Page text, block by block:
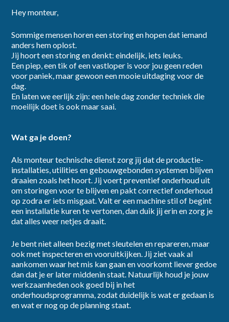
Hey monteur,
Sommige mensen horen een storing en hopen dat iemand
anders hem oplost.
Jij hoort een storing en denkt: eindelijk, iets leuks.
Een piep, een tik of een vastloper is voor jou geen reden
voor paniek, maar gewoon een mooie uitdaging voor de
dag.
En laten we eerlijk zijn: een hele dag zonder techniek die
moeilijk doet is ook maar saai.
Wat ga je doen?
Als monteur technische dienst zorg jij dat de productie-
installaties, utilities en gebouwgebonden systemen blijven
draaien zoals het hoort. Jij voert preventief onderhoud uit
om storingen voor te blijven en pakt correctief onderhoud
op zodra er iets misgaat. Valt er een machine stil of begint
een installatie kuren te vertonen, dan duik jij erin en zorg je
dat alles weer netjes draait.
Je bent niet alleen bezig met sleutelen en repareren, maar
ook met inspecteren en vooruitkijken. Jij ziet vaak al
aankomen waar het mis kan gaan en voorkomt liever gedoe
dan dat je er later middenin staat. Natuurlijk houd je jouw
werkzaamheden ook goed bij in het
onderhoudsprogramma, zodat duidelijk is wat er gedaan is
en wat er nog op de planning staat.
dienstverband
category
provincie
Ik ga akkoord met hetprivacybeleid
Inschrijven